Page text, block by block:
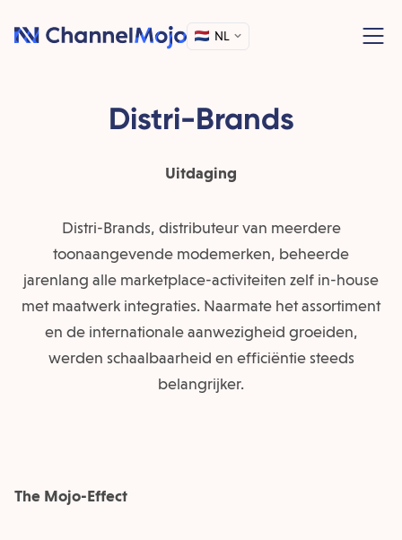
NL
Distri-Brands
Uitdaging
Distri-Brands, distributeur van meerdere
toonaangevende modemerken, beheerde
jarenlang alle marketplace-activiteiten zelf in-house
met maatwerk integraties. Naarmate het assortiment
en de internationale aanwezigheid groeiden,
werden schaalbaarheid en efficiëntie steeds
belangrijker.
The Mojo-Effect